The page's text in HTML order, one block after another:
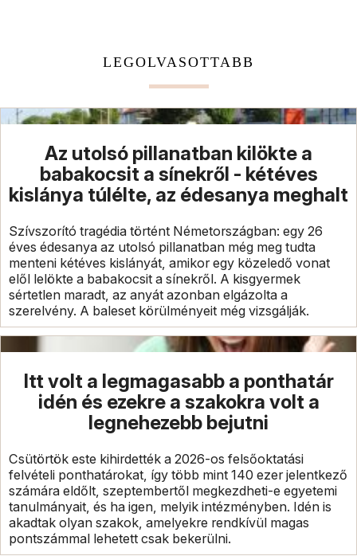
LEGOLVASOTTABB
Az utolsó pillanatban kilökte a
babakocsit a sínekről - kétéves
kislánya túlélte, az édesanya meghalt
Szívszorító tragédia történt Németországban: egy 26
éves édesanya az utolsó pillanatban még meg tudta
menteni kétéves kislányát, amikor egy közeledő vonat
elől lelökte a babakocsit a sínekről. A kisgyermek
sértetlen maradt, az anyát azonban elgázolta a
szerelvény. A baleset körülményeit még vizsgálják.
Itt volt a legmagasabb a ponthatár
idén és ezekre a szakokra volt a
legnehezebb bejutni
Csütörtök este kihirdették a 2026-os felsőoktatási
felvételi ponthatárokat, így több mint 140 ezer jelentkező
számára eldőlt, szeptembertől megkezdheti-e egyetemi
tanulmányait, és ha igen, melyik intézményben. Idén is
akadtak olyan szakok, amelyekre rendkívül magas
pontszámmal lehetett csak bekerülni.